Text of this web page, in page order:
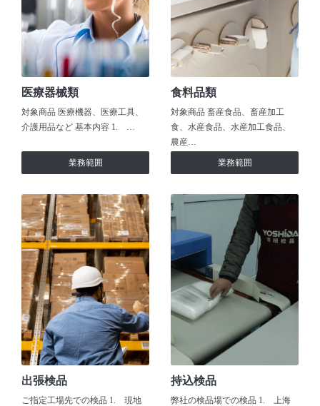
医療器械類
対象商品 医療機器、医療工具、
介護用品など 基本内容 1. …
業務範囲
食料品類
対象商品 畜産食品、畜産加工
食、水産食品、水産加工食品、
農産…
業務範囲
出張検品
ご指定工場先での検品 1. 現地
持込検品
弊社の検品場での検品 1. 上海